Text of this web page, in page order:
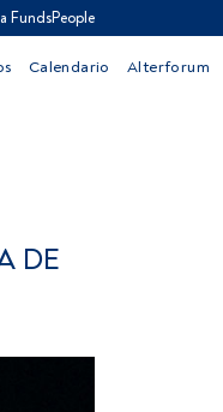
FundsPeople
Calendario Alterforum
DE